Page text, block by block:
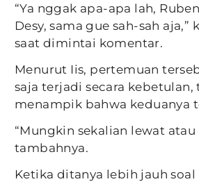
“Ya nggak apa-apa lah,
Desy, sama gue sah-sah aja,”
saat dimintai komentar.
Menurut Iis, pertemuan
saja terjadi secara
menampik bahwa keduanya
“Mungkin sekalian lewat
tambahnya.
Ketika ditanya lebih jauh